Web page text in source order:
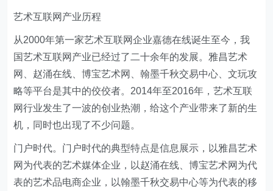
艺术互联网产业历程
从2000年第一家艺术互联网企业嘉德在线诞生至今，我
国艺术互联网产业已经过了二十余年的发展。雅昌艺术
网、赵涌在线、博宝艺术网、翰墨千秋交易中心、文玩攻
略等平台是其中的佼佼者。2014年至2016年，艺术互联
网行业发生了一波的创业热潮，给这个产业带来了新的生
机，同时也出现了不少问题。
门户时代。门户时代的典型特点是信息展示，以雅昌艺术
网为代表的艺术媒体企业，以赵涌在线、博宝艺术网为代
表的艺术品电商企业，以翰墨千秋交易中心等为代表的移